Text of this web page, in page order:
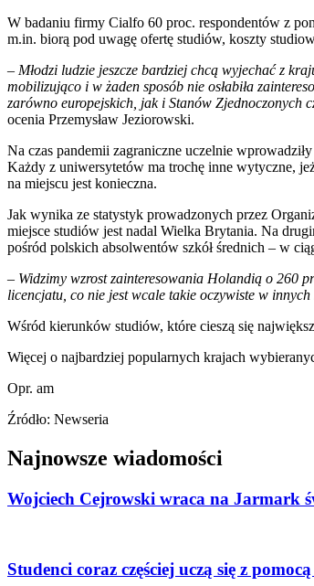
W badaniu firmy Cialfo 60 proc. respondentów z
m.in. biorą pod uwagę ofertę studiów, koszty
– Młodzi ludzie jeszcze bardziej chcą wyjechać z
mobilizująco i w żaden sposób nie osłabiła
zarówno europejskich, jak i Stanów Zjednoczonych
ocenia Przemysław Jeziorowski.
Na czas pandemii zagraniczne uczelnie
Każdy z uniwersytetów ma trochę inne wytyczne,
na miejscu jest konieczna.
Jak wynika ze statystyk prowadzonych przez
miejsce studiów jest nadal Wielka Brytania. Na
pośród polskich absolwentów szkół średnich – w
– Widzimy wzrost zainteresowania Holandią o 260
licencjatu, co nie jest wcale takie oczywiste w
Wśród kierunków studiów, które cieszą się
Więcej o najbardziej popularnych krajach
Opr. am
Źródło: Newseria
Najnowsze wiadomości
Wojciech Cejrowski wraca na Jarmark
Studenci coraz częściej uczą się z